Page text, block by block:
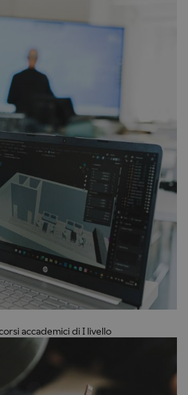
accademici di I livello